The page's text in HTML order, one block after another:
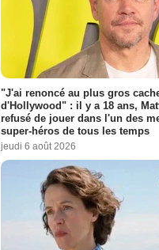
"J'ai renoncé au plus gros
d'Hollywood" : il y a 18 ans,
refusé de jouer dans l'un des
super-héros de tous les temps
jeudi 6 août 2026